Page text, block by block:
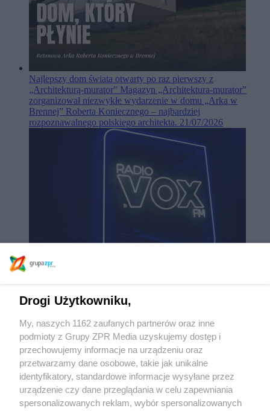
Najlepszy dom świata otwarty po raz pierwszy z
„Architekturą-murator” Magazyn „Architektura-murator”
zorganizował niezwykłe wydarzenie w domu „Arka w
Brennej” Roberta Koniecznego – najbardziej
rozpoznawalnego polskiego architekta. 21/07/2026
najwyższy wynik stacji od siedmiu lat. Rozgłośni słucha
więcej osób i spędzają z nią znacznie więcej czasu niż przed
09/07/2026
Drogi Użytkowniku,
My, naszych 1162 zaufanych partnerów oraz inne
podmioty z Grupy ZPR Media uzyskujemy dostęp i
przechowujemy informacje na urządzeniu oraz
przetwarzamy dane osobowe, takie jak unikalne
identyfikatory, standardowe informacje wysyłane przez
urządzenie czy dane przeglądania w celu zapewniania
spersonalizowanych reklam, wybór spersonalizowanych